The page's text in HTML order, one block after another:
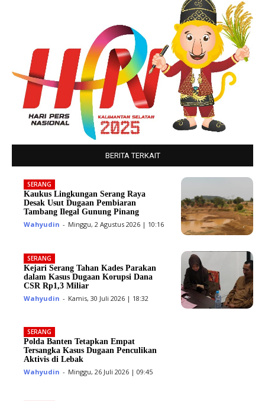
BERITA TERKAIT
SERANG
Kaukus Lingkungan Serang Raya
Desak Usut Dugaan Pembiaran
Tambang Ilegal Gunung Pinang
Wahyudin - Minggu, 2 Agustus 2026 | 10:16
SERANG
Kejari Serang Tahan Kades Parakan
dalam Kasus Dugaan Korupsi Dana
CSR Rp1,3 Miliar
Wahyudin - Kamis, 30 Juli 2026 | 18:32
SERANG
Polda Banten Tetapkan Empat
Tersangka Kasus Dugaan Penculikan
Aktivis di Lebak
Wahyudin - Minggu, 26 Juli 2026 | 09:45